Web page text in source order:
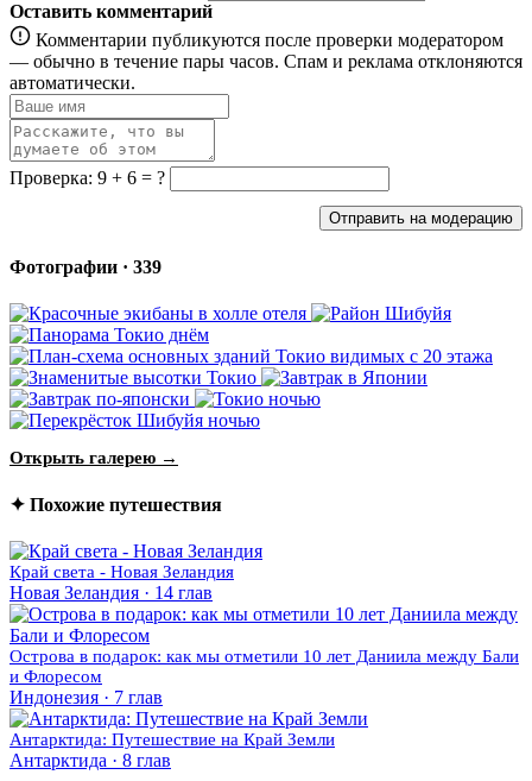
Оставить комментарий
Комментарии публикуются после проверки модератором
— обычно в течение пары часов. Спам и реклама отклоняются
автоматически.
Проверка: 9 + 6 = ?
Отправить на модерацию
Фотографии · 339
Открыть галерею →
✦ Похожие путешествия
Край света - Новая Зеландия
Новая Зеландия · 14 глав
Острова в подарок: как мы отметили 10 лет Даниила между Бали
и Флоресом
Индонезия · 7 глав
Антарктида: Путешествие на Край Земли
Антарктида · 8 глав